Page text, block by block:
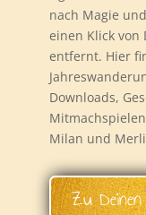
nach Magie
einen Klick von
entfernt. Hier
Downloads,
Milan und
Zu Deinen